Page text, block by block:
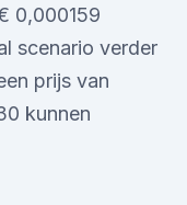
0,000159
scenario verder
prijs van
kunnen